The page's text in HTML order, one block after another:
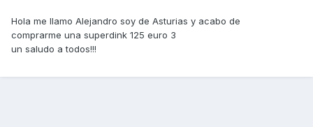
Hola me llamo Alejandro soy de Asturias y acabo de
comprarme una superdink 125 euro 3
un saludo a todos!!!